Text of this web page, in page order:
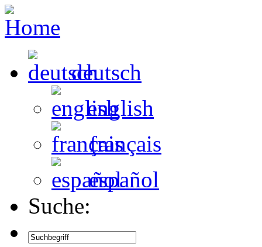
deutsch
english
français
español
Suche: